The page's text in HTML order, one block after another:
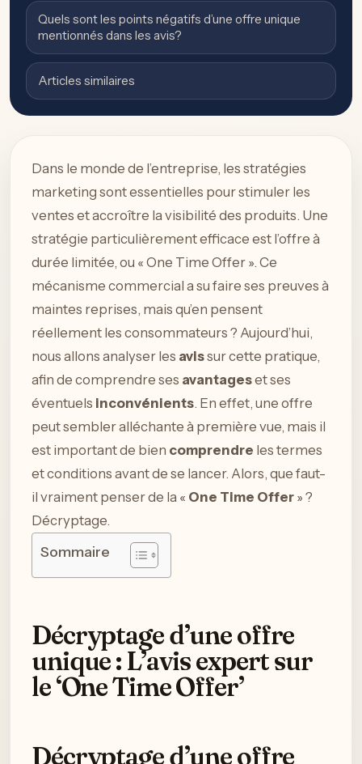
Quels sont les points négatifs d’une offre unique
mentionnés dans les avis?
Articles similaires
Dans le monde de l’entreprise, les stratégies
marketing sont essentielles pour stimuler les
ventes et accroître la visibilité des produits. Une
stratégie particulièrement efficace est l’offre à
durée limitée, ou « One Time Offer ». Ce
mécanisme commercial a su faire ses preuves à
maintes reprises, mais qu’en pensent
réellement les consommateurs ? Aujourd’hui,
nous allons analyser les avissur cette pratique,
afin de comprendre ses avantageset ses
éventuels inconvénients. En effet, une offre
peut sembler alléchante à première vue, mais il
est important de bien comprendre les termes
et conditions avant de se lancer. Alors, que faut-
il vraiment penser de la « One Time Offer » ?
Décryptage.
Sommaire
Décryptage d’une offre
unique : L’avis expert sur
le ‘One Time Offer’
Décryptage d’une offre